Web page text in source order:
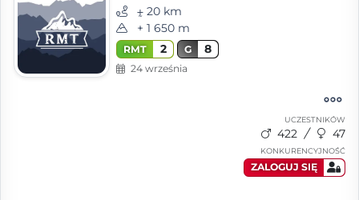
⨦ 20 km
+ 1 650 m
RMT 2 G 8
24 września
UCZESTNIKÓW
422 47
KONKURENCYJNOŚĆ
ZALOGUJ SIĘ